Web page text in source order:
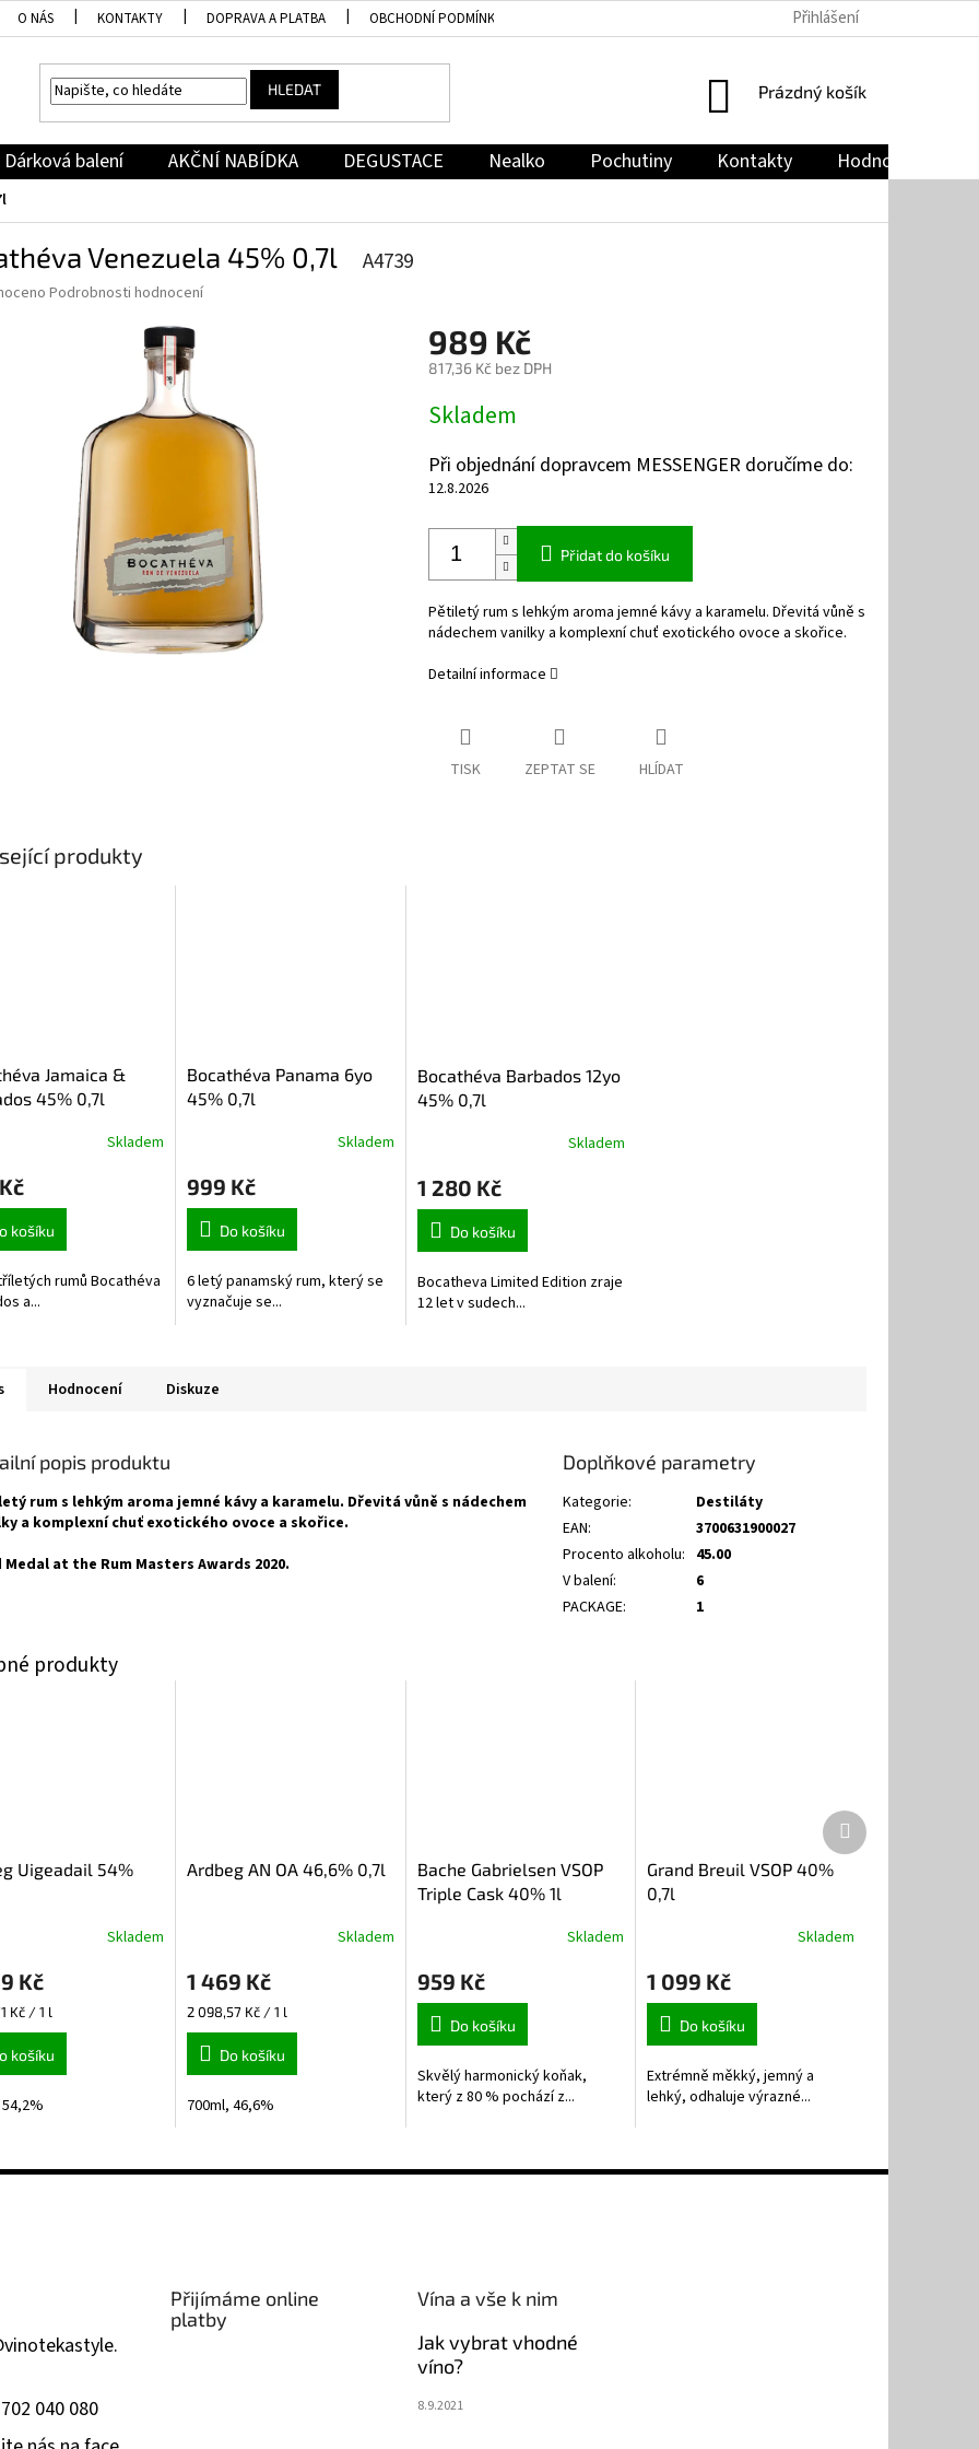
O NÁS KONTAKTY DOPRAVA A PLATBA OBCHODNÍ PODMÍNKY JAK NAKUPOVAT
Přihlášení
HLEDAT
NÁKUPNÍ
Prázdný košík
Dárková balení AKČNÍ NABÍDKA DEGUSTACE Nealko Pochutiny Kontakty Hodnocení
Venezuela 45% 0,7l A4739
Podrobnosti hodnocení
989 Kč
817,36 Kč bez DPH
cena:
Skladem
Při objednání dopravcem MESSENGER doručíme do:
12.8.2026
Přidat do košíku
Pětiletý rum s lehkým aroma jemné kávy a karamelu. Dřevitá vůně s
nádechem vanilky a komplexní chuť exotického ovoce a skořice.
Detailní informace
TISK ZEPTAT SE HLÍDAT
produkty
Jamaica &
45% 0,7l
Skladem
košíku
rumů Bocathéva
a...
Bocathéva Panama 6yo
45% 0,7l
Skladem
999 Kč
Do košíku
6 letý panamský rum, který se
vyznačuje se...
Bocathéva Barbados 12yo
45% 0,7l
Skladem
1 280 Kč
Do košíku
Bocatheva Limited Edition zraje
12 let v sudech...
Hodnocení Diskuze
popis produktu
rum s lehkým aroma jemné kávy a karamelu. Dřevitá vůně s nádechem
a komplexní chuť exotického ovoce a skořice.
Medal at the Rum Masters Awards 2020.
Doplňkové parametry
Kategorie:
Destiláty
EAN:
3700631900027
Procento alkoholu: 45.00
V balení:
6
PACKAGE: 1
Uigeadail 54%
Skladem
Kč
Kč / 1 l
košíku
Ardbeg AN OA 46,6% 0,7l
Skladem
1 469 Kč
Měrná
cena:
2 098,57 Kč / 1 l
Do košíku
700ml, 46,6%
Bache Gabrielsen VSOP
Triple Cask 40% 1l
Skladem
959 Kč
Do košíku
Skvělý harmonický koňak,
který z 80 % pochází z...
Grand Breuil VSOP 40%
0,7l
Skladem
1 099 Kč
Do košíku
Extrémně měkký, jemný a
lehký, odhaluje výrazné...
Další
produkt
vinotekastyle.
040 080
Přijímáme online
platby
Vína a vše k nim
Jak vybrat vhodné
víno?
8.9.2021